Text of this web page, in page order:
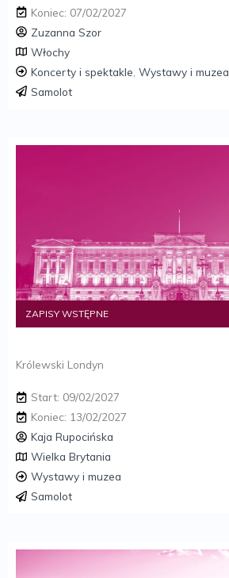
Koniec: 07/02/2027
Zuzanna Szor
Włochy
Koncerty i spektakle Wystawy i muzea
Samolot
ZAPISY WSTĘPNE
Królewski Londyn
Start: 09/02/2027
Koniec: 13/02/2027
Kaja Rupocińska
Wielka Brytania
Wystawy i muzea
Samolot